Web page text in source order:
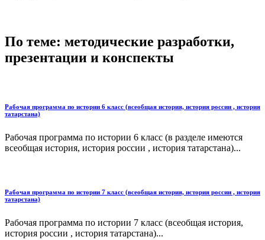
По теме: методические разработки,
презентации и конспекты
Рабочая программа по истории 6 класс (всеобщая история, история россии , история
татарстана)
Рабочая программа по истории 6 класс (в разделе имеются
всеобщая история, история россии , история татарстана)...
Рабочая программа по истории 7 класс (всеобщая история, история россии , история
татарстана)
Рабочая программа по истории 7 класс (всеобщая история,
история россии , история татарстана)...